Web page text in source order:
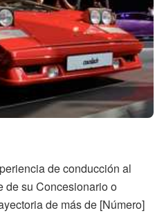
de conducción al
de su Concesionario o
de más de [Número]